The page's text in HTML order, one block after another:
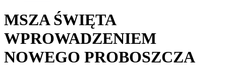
MSZA ŚWIĘTA
WPROWADZENIEM
NOWEGO PROBOSZCZA